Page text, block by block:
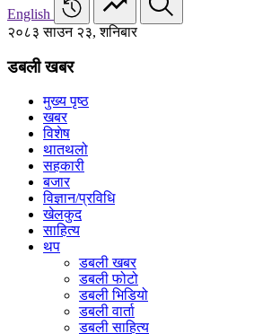
English
२०८३ साउन २३, शनिबार
डबली खबर
मुख्य पृष्ठ
खबर
विशेष
थातथलो
सहकारी
बजार
विज्ञान/प्रविधि
खेलकुद
साहित्य
थप
डबली खबर
डबली फोटो
डबली भिडियो
डबली वार्ता
डबली साहित्य